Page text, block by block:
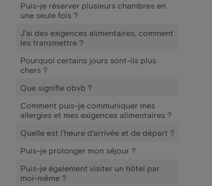
Puis-je réserver plusieurs chambres en
une seule fois ?
J'ai des exigences alimentaires, comment
les transmettre ?
Pourquoi certains jours sont-ils plus
chers ?
Que signifie obvb ?
Comment puis-je communiquer mes
allergies et mes exigences alimentaires ?
Quelle est l'heure d'arrivée et de départ ?
Puis-je prolonger mon séjour ?
Puis-je également visiter un hôtel par
moi-même ?